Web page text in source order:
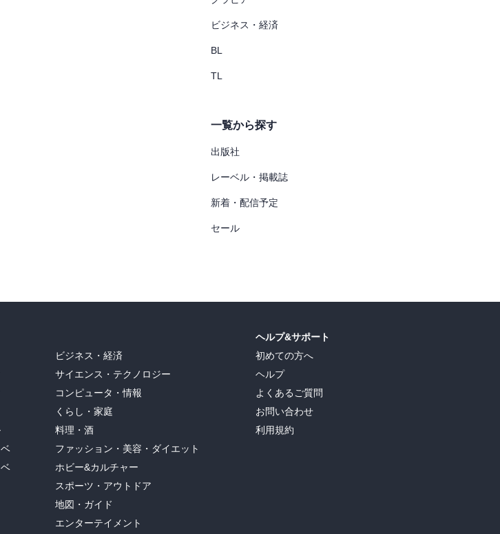
ビジネス・経済
BL
TL
一覧から探す
出版社
レーベル・掲載誌
新着・配信予定
セール
ビジネス・経済
サイエンス・テクノロジー
コンピュータ・情報
くらし・家庭
料理・酒
ファッション・美容・ダイエット
ホビー&カルチャー
スポーツ・アウトドア
地図・ガイド
エンターテイメント
ヘルプ&サポート
初めての方へ
ヘルプ
よくあるご質問
お問い合わせ
利用規約